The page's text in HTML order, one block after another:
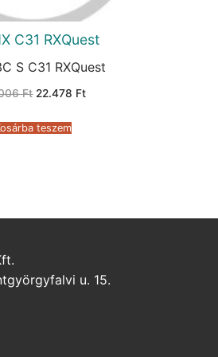
C31 RXQuest
S C31 RXQuest
Ft Original
44.006 Ft.
22.478 FtCurrent
teszem
u. 15.